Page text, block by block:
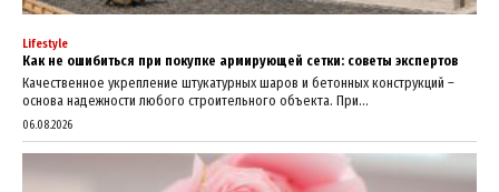
Lifestyle
Как не ошибиться при покупке армирующей сетки: советы экспертов
Качественное укрепление штукатурных шаров и бетонных конструкций –
основа надежности любого строительного объекта. При...
06.08.2026